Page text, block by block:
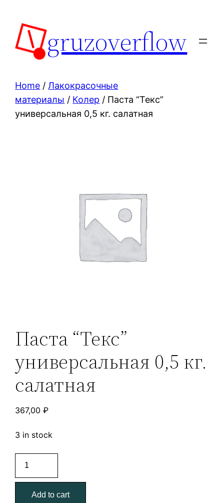
content
gruzoverflow
Home /Лакокрасочные
материалы / Колер / Паста “Текс”
универсальная 0,5 кг. салатная
Паста “Текс”
универсальная 0,5 кг.
салатная
367,00₽
3 in stock
"Текс"
универсальная
Add to cart